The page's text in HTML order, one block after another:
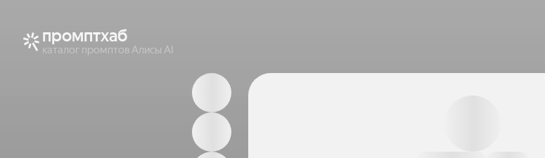
промптхаб
каталог промптов Алисы AI